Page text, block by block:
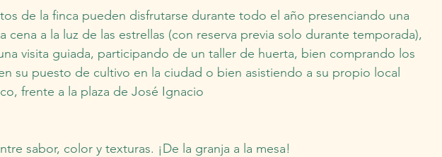
de la finca pueden disfrutarse durante todo el año presenciando una
cena a la luz de las estrellas (con reserva previa solo durante temporada),
visita guiada, participando de un taller de huerta, bien comprando los
su puesto de cultivo en la ciudad o bien asistiendo a su propio local
frente a la plaza de José Ignacio
sabor, color y texturas. ¡De la granja a la mesa!